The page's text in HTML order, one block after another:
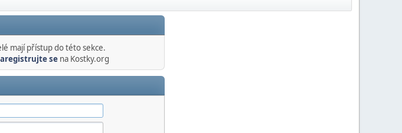
mají přístup do této sekce.
sena Kostky.org